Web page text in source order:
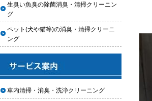
車のヘッドライト交換のタイミン
グと費用
2025.12.04
車のサスペンション交換の必要性
車のフロントガラス交換の料金相
場と作業手順
生臭い魚臭の除菌消臭・清掃クリーニン
グ
ペット(犬や猫等)の消臭・清掃クリーニ
ング
車内清掃・消臭・洗浄クリーニング